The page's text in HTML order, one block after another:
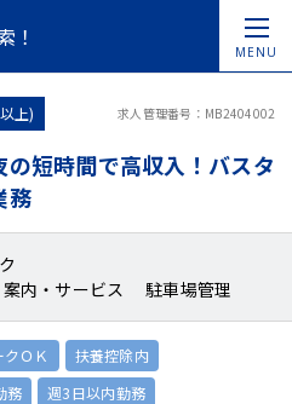
！
上) 求人管理番号：MB2404002
の短時間で高収入！バスタ
務
内・サービス 駐車場管理
ＯＫ
扶養控除内
務
週3日以内勤務
MENU